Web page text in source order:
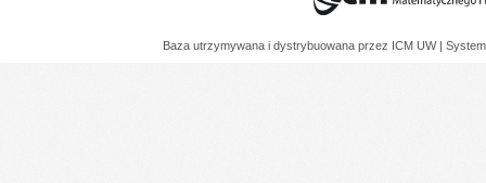
Baza utrzymywana i dystrybuowana przez ICM UW |